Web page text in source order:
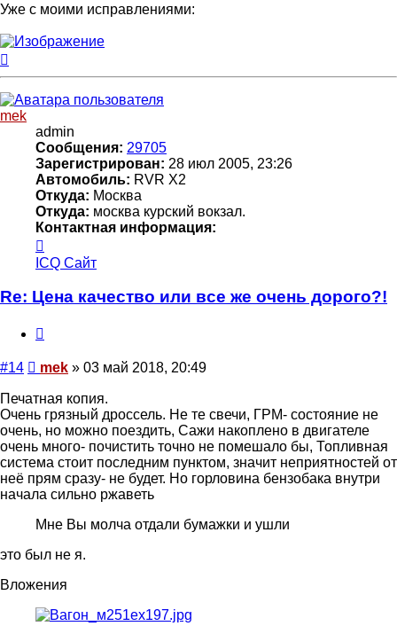
Уже с моими исправлениями:
mek
admin
Сообщения: 29705
Зарегистрирован: 28 июл 2005, 23:26
Автомобиль: RVR X2
Откуда: Москва
Откуда: москва курский вокзал.
Контактная информация:
информация
пользователя
mek
ICQ Сайт
Re: Цена качество или все же очень дорого?!
#14 Сообщение
mek » 03 май 2018, 20:49
Печатная копия.
Очень грязный дроссель. Не те свечи, ГРМ- состояние не
очень, но можно поездить, Сажи накоплено в двигателе
очень много- почистить точно не помешало бы, Топливная
система стоит последним пунктом, значит неприятностей от
неё прям сразу- не будет. Но горловина бензобака внутри
начала сильно ржаветь
Мне Вы молча отдали бумажки и ушли
это был не я.
Вложения